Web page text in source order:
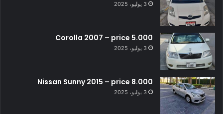
3 يوليو، 2025
Corolla 2007 – price 5.000
3 يوليو، 2025
Nissan Sunny 2015 – price 8.000
3 يوليو، 2025